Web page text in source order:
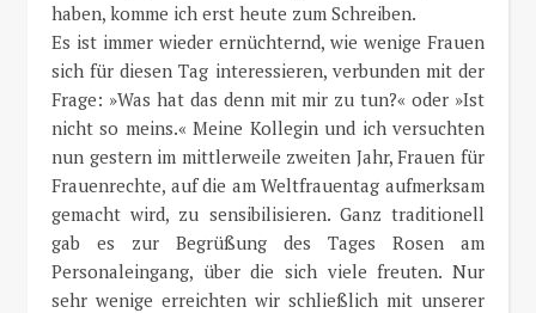
haben, komme ich erst heute zum Schreiben.
Es ist immer wieder ernüchternd, wie wenige Frauen
sich für diesen Tag interessieren, verbunden mit der
Frage: »Was hat das denn mit mir zu tun?« oder »Ist
nicht so meins.« Meine Kollegin und ich versuchten
nun gestern im mittlerweile zweiten Jahr, Frauen für
Frauenrechte, auf die am Weltfrauentag aufmerksam
gemacht wird, zu sensibilisieren. Ganz traditionell
gab es zur Begrüßung des Tages Rosen am
Personaleingang, über die sich viele freuten. Nur
sehr wenige erreichten wir schließlich mit unserer